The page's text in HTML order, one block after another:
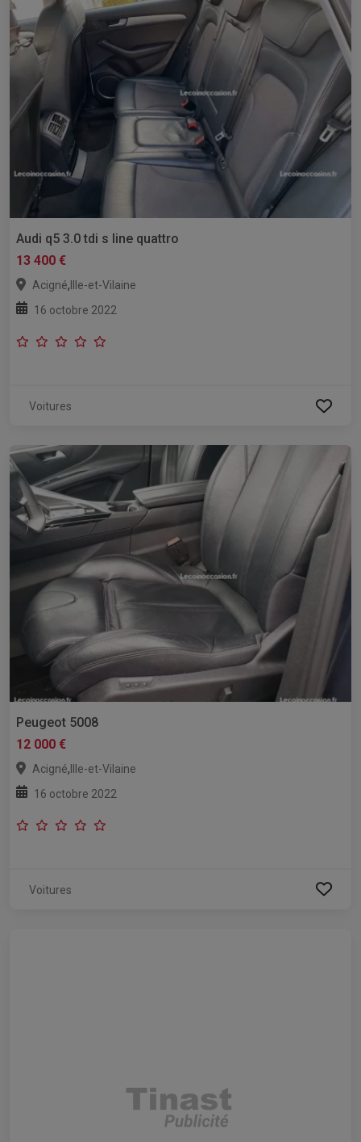
Audi q5 3.0 tdi s line quattro
13 400 €
Acigné, Ille-et-Vilaine
16 octobre 2022
Voitures
Peugeot 5008
12 000 €
Acigné, Ille-et-Vilaine
16 octobre 2022
Voitures